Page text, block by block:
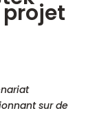
sur de